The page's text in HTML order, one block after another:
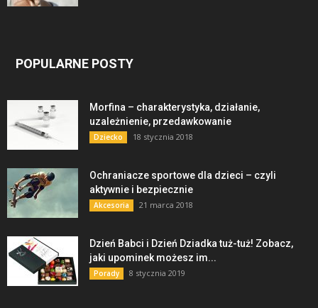
POPULARNE POSTY
Morfina – charakterystyka, działanie,
uzależnienie, przedawkowanie
Dziecko 18 stycznia 2018
Ochraniacze sportowe dla dzieci – czyli
aktywnie i bezpiecznie
Akcesoria 21 marca 2018
Dzień Babci i Dzień Dziadka tuż-tuż! Zobacz,
jaki upominek możesz im...
Porady 8 stycznia 2019